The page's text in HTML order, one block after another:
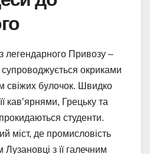
легендарного Привозу –
супроводжується окриками
свіжих булочок. Швидко
кав’ярнями, Грецьку та
студенти.
міст, де промисловість
з її галечним